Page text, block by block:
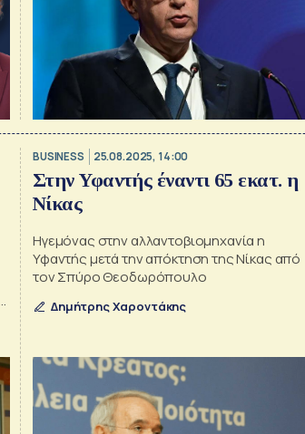
BUSINESS 25.08.2025, 14:00
Στην Υφαντής έναντι 65 εκατ. η
Νίκας
Ηγεμόνας στην αλλαντοβιομηχανία η
Υφαντής μετά την απόκτηση της Νίκας από
τον Σπύρο Θεοδωρόπουλο
Δημήτρης Χαροντάκης